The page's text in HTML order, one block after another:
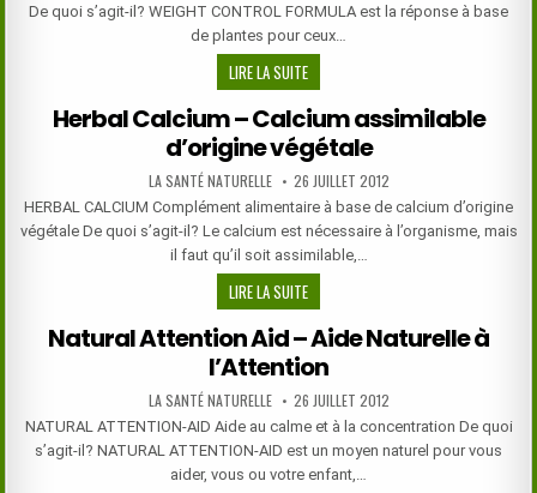
De quoi s’agit-il? WEIGHT CONTROL FORMULA est la réponse à base
de plantes pour ceux…
LIRE LA SUITEFORMULE
PERTE
DE
POIDS
Herbal Calcium – Calcium assimilable
d’origine végétale
AUTHOR:
LA SANTÉ NATURELLE PUBLISHED
DATE:
26 JUILLET 2012
HERBAL CALCIUM Complément alimentaire à base de calcium d’origine
végétale De quoi s’agit-il? Le calcium est nécessaire à l’organisme, mais
il faut qu’il soit assimilable,…
LIRE LA SUITEHERBAL
CALCIUM
–
CALCIUM
D’ORIGINE
VÉGÉTALE
Natural Attention Aid – Aide Naturelle à
l’Attention
AUTHOR:
LA SANTÉ NATURELLE PUBLISHED
DATE:
26 JUILLET 2012
NATURAL ATTENTION-AID Aide au calme et à la concentration De quoi
s’agit-il? NATURAL ATTENTION-AID est un moyen naturel pour vous
aider, vous ou votre enfant,…